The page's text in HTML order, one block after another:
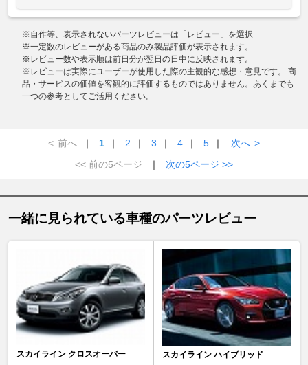
※自作等、表示されないパーツレビューは「レビュー」を選択
※一定数のレビューがある商品のみ製品評価が表示されます。
※レビュー数や表示順は前日分が翌日の日中に反映されます。
※レビューは実際にユーザーが使用した際の主観的な感想・意見です。 商
品・サービスの価値を客観的に評価するものではありません。あくまでも
一つの参考としてご活用ください。
< 前へ ｜ 1 ｜ 2 ｜ 3 ｜ 4 ｜ 5 ｜ 次へ >
<< 前の5ページ
｜ 次の5ページ >>
一緒に見られている車種のパーツレビュー
スカイライン クロスオーバー スカイライン ハイブリッド